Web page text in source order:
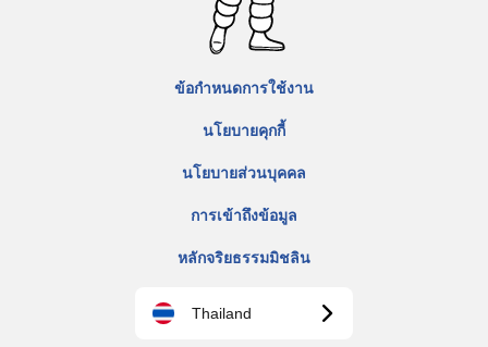
ข้อกำหนดการใช้งาน
นโยบายคุกกี้
นโยบายส่วนบุคคล
การเข้าถึงข้อมูล
หลักจริยธรรมมิชลิน
Thailand